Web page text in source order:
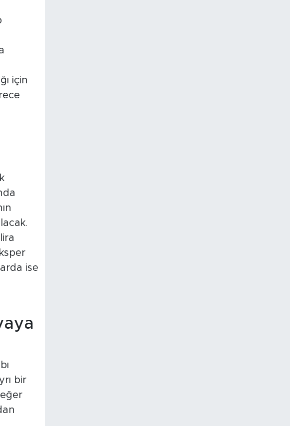
için
ise
bir